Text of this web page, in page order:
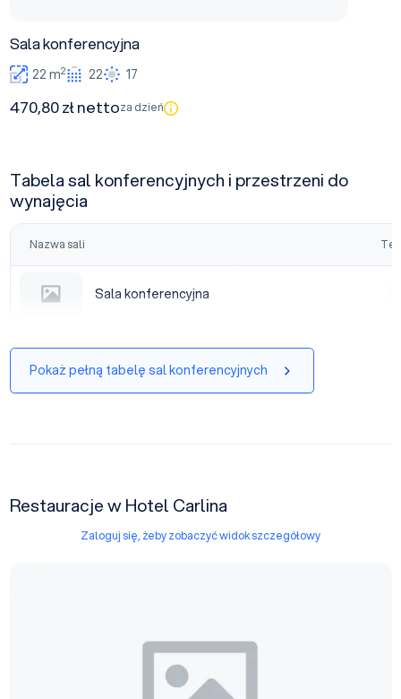
Sala konferencyjna
22 m2 22 17
470,80 zł nettoza dzień
Tabela sal konferencyjnych i przestrzeni do
wynajęcia
Nazwa sali
Sala konferencyjna
Sala konferencyjna
Pokaż pełną tabelę sal konferencyjnych
Restauracje w Hotel Carlina
Zaloguj się, żeby zobaczyć widok szczegółowy